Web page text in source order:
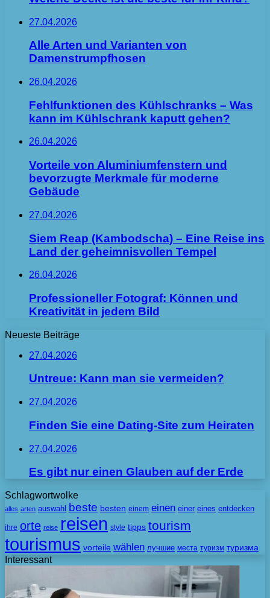
27.04.2026
Alle Arten und Varianten von
Damenstrumpfhosen
26.04.2026
Fehlfunktionen des Kühlschranks – Was
kann im Kühlschrank kaputt gehen?
26.04.2026
Vorteile von Aluminiumfenstern und
bevorzugte Merkmale für moderne
Gebäude
27.04.2026
Siem Reap (Kambodscha) – Eine Reise ins
Land der geheimnisvollen Tempel
26.04.2026
Professioneller Fotograf: Können und
Kreativität in jedem Bild
Neueste Beiträge
27.04.2026
Untreue: Kann man sie vermeiden?
27.04.2026
Finden Sie eine Dating-Site zum Heiraten
27.04.2026
Es gibt nur einen Glauben auf der Erde
Schlagwortwolke
alles arten auswahl beste besten einem einen einer eines entdecken
ihre orte reise reisen style tipps tourism
tourismus vorteile wählen лучшие места туризм туризма
Interessant